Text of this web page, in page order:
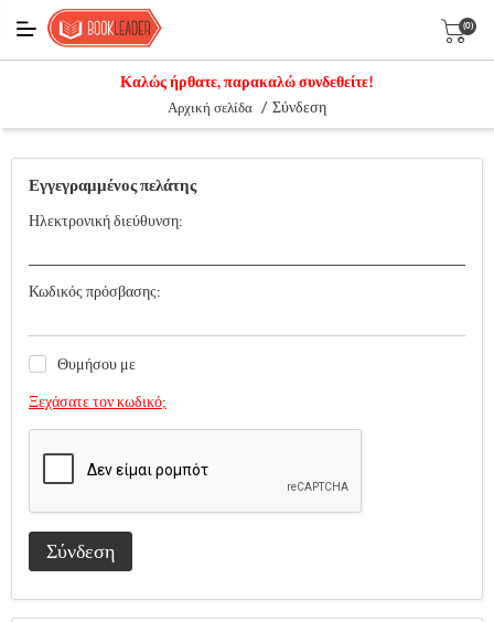
(0)
Καλώς ήρθατε, παρακαλώ συνδεθείτε!
Αρχική σελίδα / Σύνδεση
Εγγεγραμμένος πελάτης
Ηλεκτρονική διεύθυνση:
Κωδικός πρόσβασης:
Θυμήσου με
Ξεχάσατε τον κωδικό;
Σύνδεση